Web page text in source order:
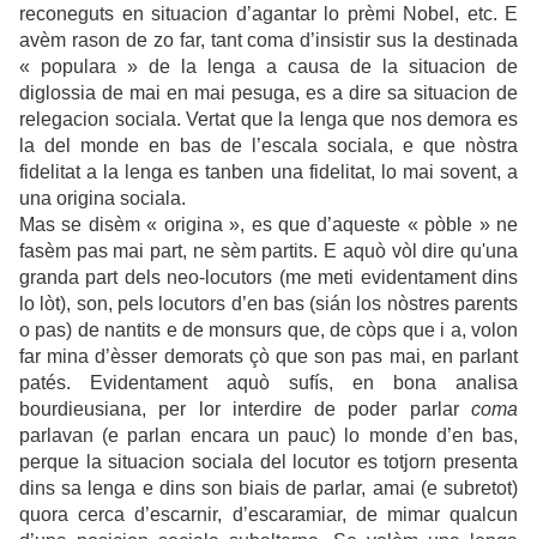
reconeguts en situacion d’agantar lo prèmi Nobel, etc. E
avèm rason de zo far, tant coma d’insistir sus la destinada
« populara » de la lenga a causa de la situacion de
diglossia de mai en mai pesuga, es a dire sa situacion de
relegacion sociala. Vertat que la lenga que nos demora es
la del monde en bas de l’escala sociala, e que nòstra
fidelitat a la lenga es tanben una fidelitat, lo mai sovent, a
una origina sociala.
Mas se disèm « origina », es que d’aqueste « pòble » ne
fasèm pas mai part, ne sèm partits. E aquò vòl dire qu'una
granda part dels neo-locutors (me meti evidentament dins
lo lòt), son, pels locutors d’en bas (sián los nòstres parents
o pas) de nantits e de monsurs que, de còps que i a, volon
far mina d’èsser demorats çò que son pas mai, en parlant
patés. Evidentament aquò sufís, en bona analisa
bourdieusiana, per lor interdire de poder parlar coma
parlavan (e parlan encara un pauc) lo monde d’en bas,
perque la situacion sociala del locutor es totjorn presenta
dins sa lenga e dins son biais de parlar, amai (e subretot)
quora cerca d’escarnir, d’escaramiar, de mimar qualcun